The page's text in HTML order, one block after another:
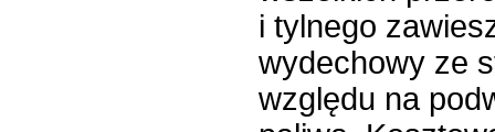
i tylnego
wydechowy ze
względu na